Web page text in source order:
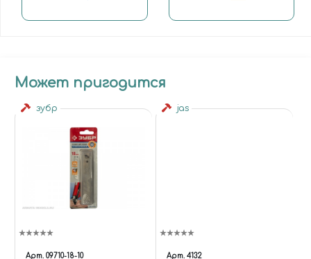
Может пригодится
зубр
Арт. 09710-18-10
jas
Арт. 4132